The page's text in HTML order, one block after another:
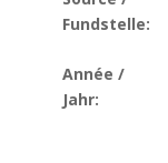
Fundstelle:
Année /
Jahr: